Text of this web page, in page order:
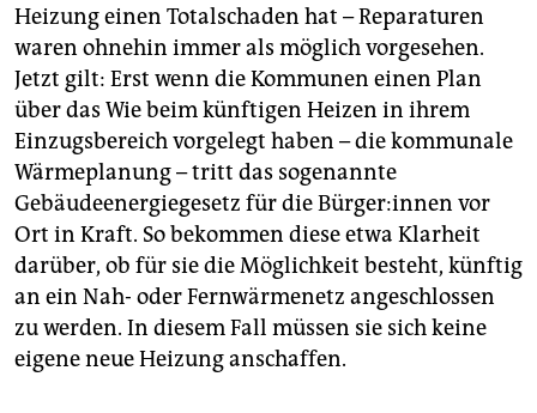
Heizung einen Totalschaden hat – Reparaturen
waren ohnehin immer als möglich vorgesehen.
Jetzt gilt: Erst wenn die Kommunen einen Plan
über das Wie beim künftigen Heizen in ihrem
Einzugsbereich vorgelegt haben – die kommunale
Wärmeplanung – tritt das sogenannte
Gebäudeenergiegesetz für die Bür­ge­r:in­nen vor
Ort in Kraft. So bekommen diese etwa Klarheit
darüber, ob für sie die Möglichkeit besteht, künftig
an ein Nah- oder Fernwärmenetz angeschlossen
zu werden. In diesem Fall müssen sie sich keine
eigene neue Heizung anschaffen.